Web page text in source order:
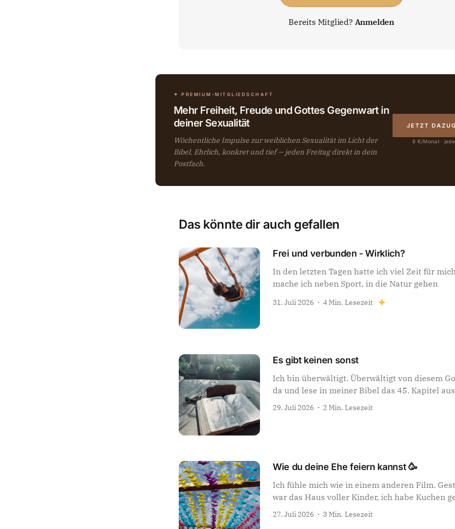
Bereits Mitglied? Anmelden
Das könnte dir auch gefallen
Frei und verbunden - Wirklich?
In den letzten Tagen hatte ich viel Zeit für
mache ich neben Sport, in die Natur gehen
31. Juli 2026 4 Min. Lesezeit
Es gibt keinen sonst
Ich bin überwältigt. Überwältigt von diesem
da und lese in meiner Bibel das 45. Kapitel
29. Juli 2026 2 Min. Lesezeit
Wie du deine Ehe feiern kannst 🥳
Ich fühle mich wie in einem anderen Film.
war das Haus voller Kinder, ich habe Kuchen
27. Juli 2026 3 Min. Lesezeit
✦ PREMIUM-MITGLIEDSCHAFT
Mehr Freiheit, Freude und Gottes Gegenwart in
deiner Sexualität
Wöchentliche Impulse zur weiblichen Sexualität im Licht der
Bibel. Ehrlich, konkret und tief — jeden Freitag direkt in dein
Postfach.
JETZT
6 €/Monat ·